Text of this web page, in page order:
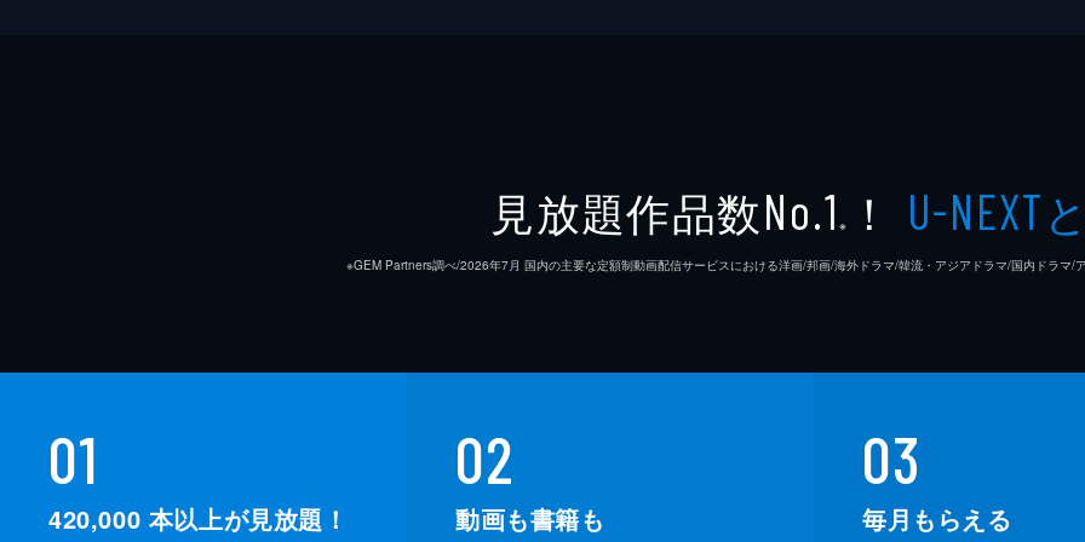
見放題作品数No.1 ※ ！ U-NEXT
※GEM Partners調べ/2026年7⽉ 国内の主要な定額制動画配信サービスにおける洋画/邦画/海外ドラマ/韓流・アジアドラマ/国内ドラマ/
01
420,000 本以上が見放題！
02
動画も書籍も
03
毎月もらえる